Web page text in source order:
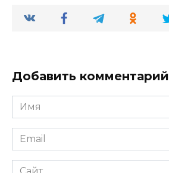
Добавить комментарий
Имя
*
Email
*
Сайт